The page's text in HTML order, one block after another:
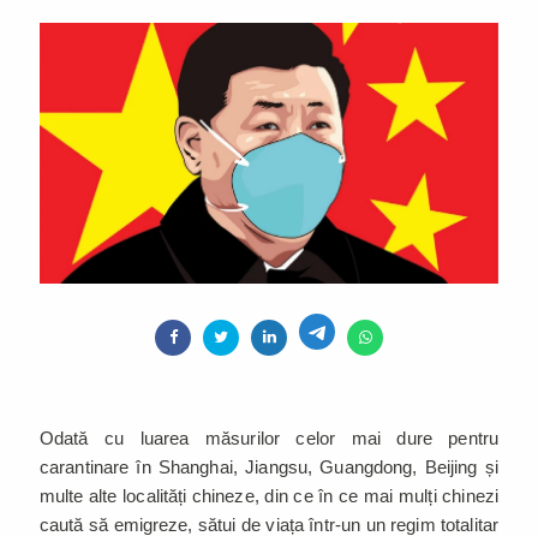
Odată cu luarea măsurilor celor mai dure pentru
carantinare în Shanghai, Jiangsu, Guangdong, Beijing și
multe alte localități chineze, din ce în ce mai mulți chinezi
caută să emigreze, sătui de viața într-un un regim totalitar